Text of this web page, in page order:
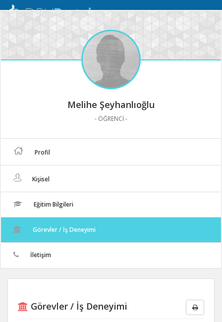
Mobil
Melihe Şeyhanlıoğlu
- ÖĞRENCİ -
Profil
Kişisel
Eğitim Bilgileri
Görevler / İş Deneyimi
İletişim
Görevler / İş Deneyimi